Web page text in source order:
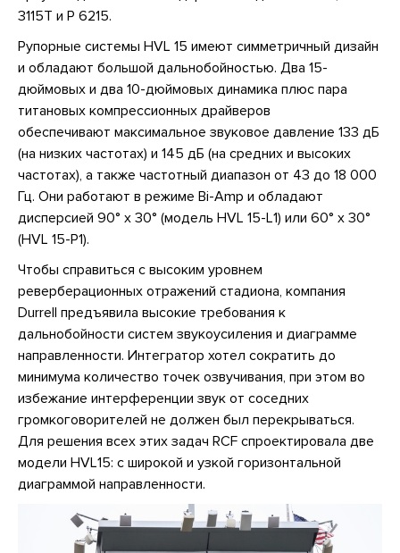
3115T и P 6215.
Рупорные системы HVL 15 имеют симметричный дизайн
и обладают большой дальнобойностью. Два 15-
дюймовых и два 10-дюймовых динамика плюс пара
титановых компрессионных драйверов
обеспечивают максимальное звуковое давление 133 дБ
(на низких частотах) и 145 дБ (на средних и высоких
частотах), а также частотный диапазон от 43 до 18 000
Гц. Они работают в режиме Bi-Amp и обладают
дисперсией 90° х 30° (модель HVL 15-L1) или 60° x 30°
(HVL 15-P1).
Чтобы справиться с высоким уровнем
реверберационных отражений стадиона, компания
Durrell предъявила высокие требования к
дальнобойности систем звукоусиления и диаграмме
направленности. Интегратор хотел сократить до
минимума количество точек озвучивания, при этом во
избежание интерференции звук от соседних
громкоговорителей не должен был перекрываться.
Для решения всех этих задач RCF спроектировала две
модели HVL15: с широкой и узкой горизонтальной
диаграммой направленности.